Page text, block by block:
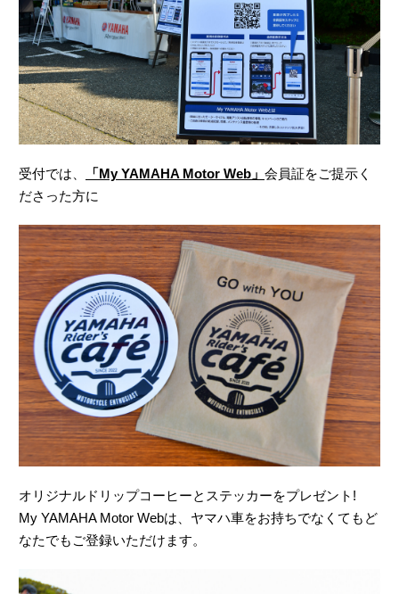
受付では、 「My YAMAHA Motor Web」 会員証をご提示く
ださった方に
オリジナルドリップコーヒーとステッカーをプレゼント!
My YAMAHA Motor Webは、ヤマハ車をお持ちでなくてもど
なたでもご登録いただけます。